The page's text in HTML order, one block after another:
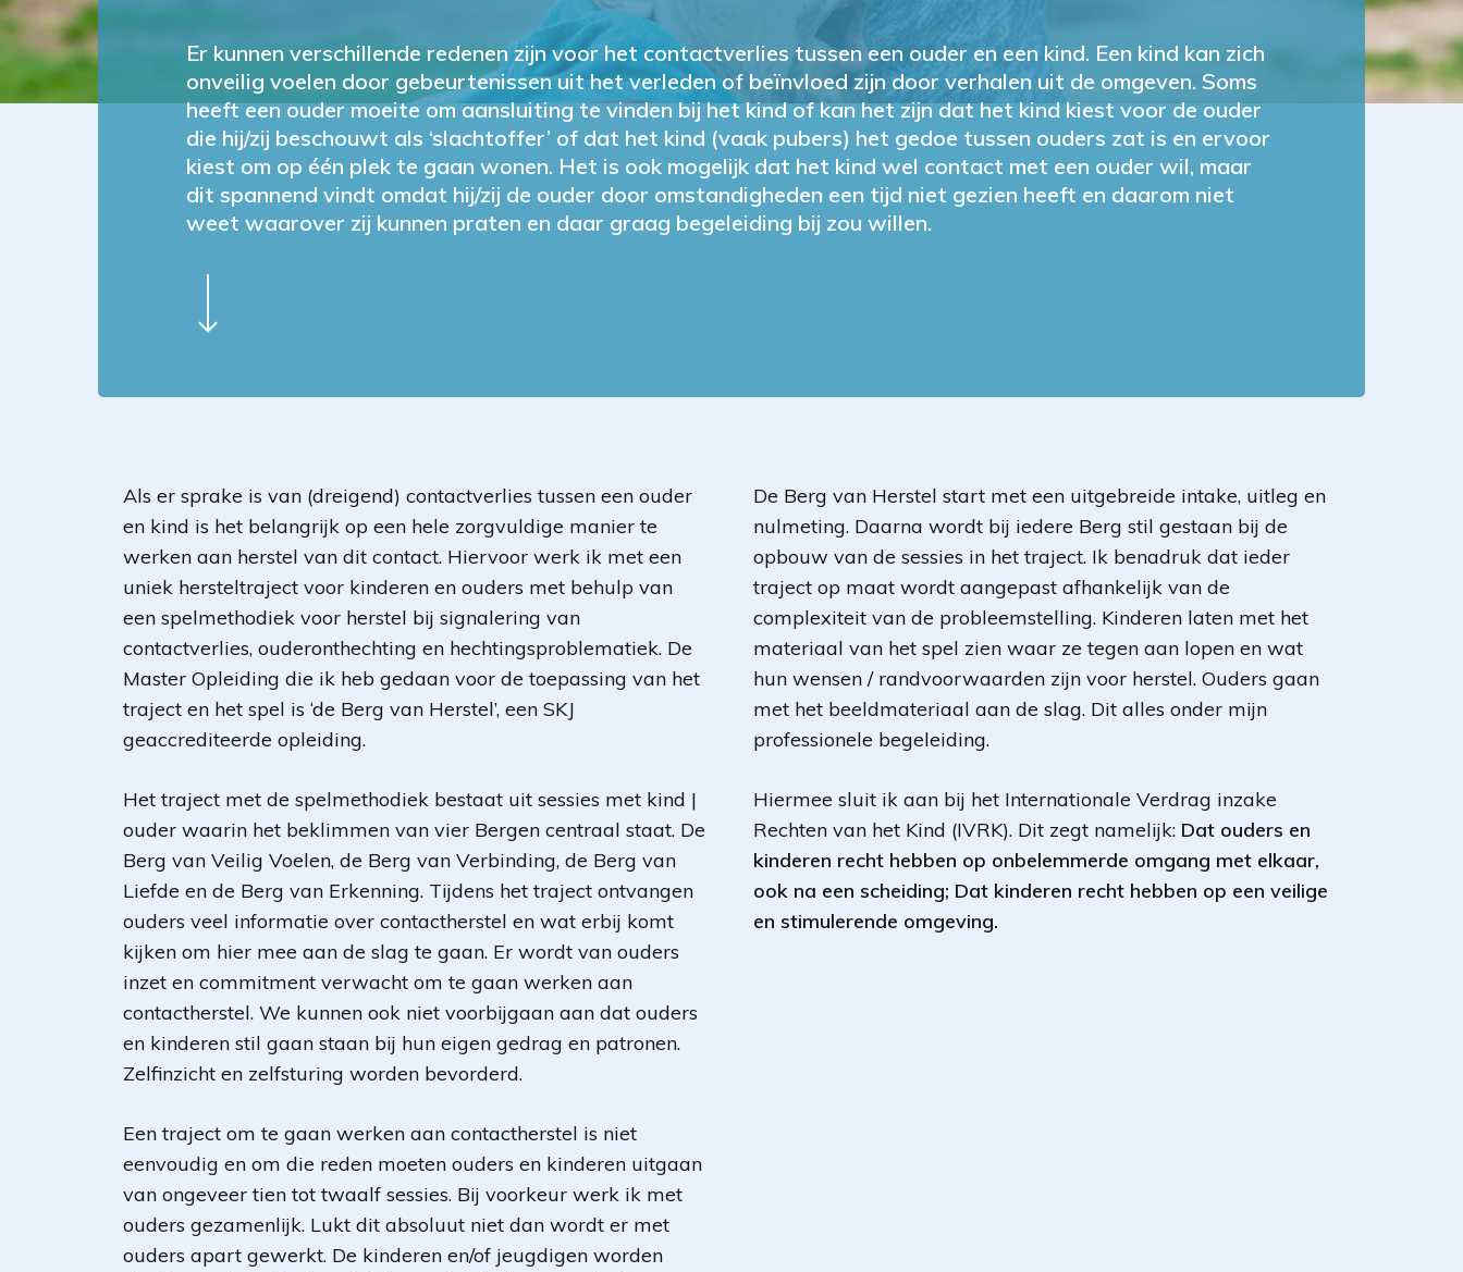
Er kunnen verschillende redenen zijn voor het contactverlies tussen een ouder en een kind. Een kind kan zich
onveilig voelen door gebeurtenissen uit het verleden of beïnvloed zijn door verhalen uit de omgeven. Soms
heeft een ouder moeite om aansluiting te vinden bij het kind of kan het zijn dat het kind kiest voor de ouder
die hij/zij beschouwt als ‘slachtoffer’ of dat het kind (vaak pubers) het gedoe tussen ouders zat is en ervoor
kiest om op één plek te gaan wonen. Het is ook mogelijk dat het kind wel contact met een ouder wil, maar
dit spannend vindt omdat hij/zij de ouder door omstandigheden een tijd niet gezien heeft en daarom niet
weet waarover zij kunnen praten en daar graag begeleiding bij zou willen.
Als er sprake is van (dreigend) contactverlies tussen een ouder
en kind is het belangrijk op een hele zorgvuldige manier te
werken aan herstel van dit contact. Hiervoor werk ik met een
uniek hersteltraject voor kinderen en ouders met behulp van
een spelmethodiek voor herstel bij signalering van
contactverlies, ouderonthechting en hechtingsproblematiek. De
Master Opleiding die ik heb gedaan voor de toepassing van het
traject en het spel is ‘de Berg van Herstel’, een SKJ
geaccrediteerde opleiding.
Het traject met de spelmethodiek bestaat uit sessies met kind |
ouder waarin het beklimmen van vier Bergen centraal staat. De
Berg van Veilig Voelen, de Berg van Verbinding, de Berg van
Liefde en de Berg van Erkenning. Tijdens het traject ontvangen
ouders veel informatie over contactherstel en wat erbij komt
kijken om hier mee aan de slag te gaan. Er wordt van ouders
inzet en commitment verwacht om te gaan werken aan
contactherstel. We kunnen ook niet voorbijgaan aan dat ouders
en kinderen stil gaan staan bij hun eigen gedrag en patronen.
Zelfinzicht en zelfsturing worden bevorderd.
Een traject om te gaan werken aan contactherstel is niet
eenvoudig en om die reden moeten ouders en kinderen uitgaan
van ongeveer tien tot twaalf sessies. Bij voorkeur werk ik met
ouders gezamenlijk. Lukt dit absoluut niet dan wordt er met
ouders apart gewerkt. De kinderen en/of jeugdigen worden
De Berg van Herstel start met een uitgebreide intake, uitleg en
nulmeting. Daarna wordt bij iedere Berg stil gestaan bij de
opbouw van de sessies in het traject. Ik benadruk dat ieder
traject op maat wordt aangepast afhankelijk van de
complexiteit van de probleemstelling. Kinderen laten met het
materiaal van het spel zien waar ze tegen aan lopen en wat
hun wensen / randvoorwaarden zijn voor herstel. Ouders gaan
met het beeldmateriaal aan de slag. Dit alles onder mijn
professionele begeleiding.
Hiermee sluit ik aan bij het Internationale Verdrag inzake
Rechten van het Kind (IVRK). Dit zegt namelijk: Dat ouders en
kinderen recht hebben op onbelemmerde omgang met elkaar,
ook na een scheiding; Dat kinderen recht hebben op een veilige
en stimulerende omgeving.